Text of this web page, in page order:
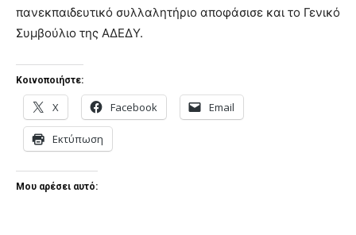
πανεκπαιδευτικό συλλαλητήριο αποφάσισε και το Γενικό
Συμβούλιο της ΑΔΕΔΥ.
Κοινοποιήστε:
X Facebook Email
Εκτύπωση
Μου αρέσει αυτό: